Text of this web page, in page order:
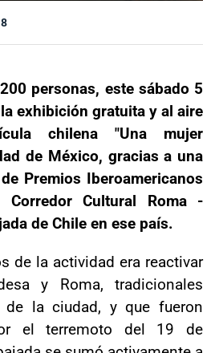
personas, este sábado 5
exhibición gratuita y al aire
chilena "Una mujer
de México, gracias a una
Premios Iberoamericanos
Cultural Roma -
de Chile en ese país.
de la actividad era reactivar
y Roma, tradicionales
de la ciudad, y que fueron
el terremoto del 19 de